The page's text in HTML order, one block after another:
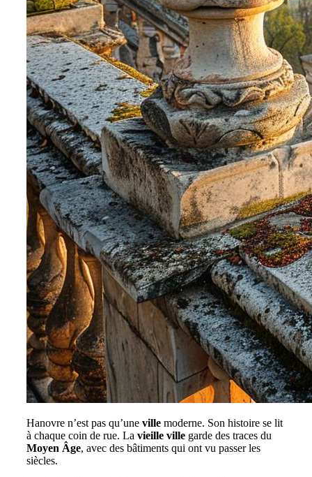
Hanovre n’est pas qu’une ville moderne. Son histoire se lit
à chaque coin de rue. La vieille ville garde des traces du
Moyen Âge, avec des bâtiments qui ont vu passer les
siècles.